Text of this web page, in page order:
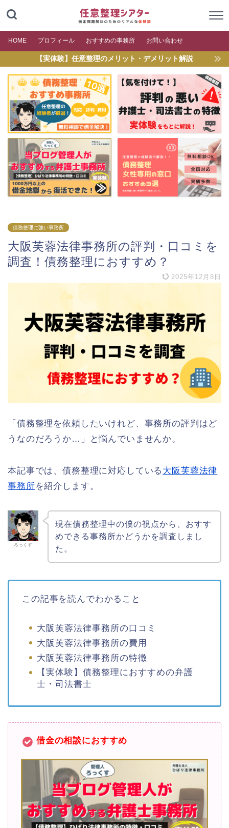
HOME プロフィール おすすめの事務所 お問い合わせ
【実体験】任意整理のメリット・デメリット解説
債務整理に強い事務所
大阪芙蓉法律事務所の評判・口コミを
調査！債務整理におすすめ？
2025年12月8日
「債務整理を依頼したいけれど、事務所の評判はど
うなのだろうか…」と悩んでいませんか。
本記事では、債務整理に対応している 大阪芙蓉法律
事務所を紹介します。
ろっくす
現在債務整理中の僕の視点から、おすす
めできる事務所かどうかを調査しまし
た。
この記事を読んでわかること
大阪芙蓉法律事務所の口コミ
大阪芙蓉法律事務所の費用
大阪芙蓉法律事務所の特徴
【実体験】債務整理におすすめの弁護
士・司法書士
借金の相談におすすめ